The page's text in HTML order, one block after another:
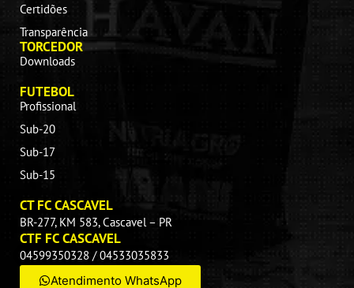
Certidões
Transparência
TORCEDOR
Downloads
FUTEBOL
Profissional
Sub-20
Sub-17
Sub-15
CT FC CASCAVEL
BR-277, KM 583, Cascavel – PR
CTF FC CASCAVEL
04599350328 / 04533035833
Atendimento WhatsApp